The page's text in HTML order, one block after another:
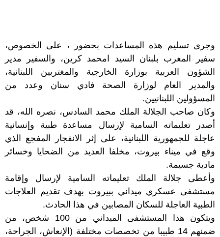
وجرى تسليم هذه المساعدات بحضور ، على الخصوص،
سفير المغرب بلبنان السيد امحمد كرين، والسفير مدير
الشؤون العربية بوزارة الخارجية والمغتربين اللبنانية،
والمدير العام لوزارة الصحة فادي سنان وعدد من
المسؤولين اللبنانيين.
وكان صاحب الجلالة الملك محمد السادس، نصره الله، قد
أصدر تعليماته السامية لإرسال مساعدة طبية وإنسانية
عاجلة للجمهورية اللبنانية، على إثر الانفجار المفجع الذي
وقع في ميناء بيروت، مخلفا العديد من الضحايا وخسائر
مادية جسيمة.
وأعطى جلالة الملك تعليماته السامية لإرسال وإقامة
مستشفى عسكري ميداني ببيروت بهدف تقديم العلاجات
الطبية العاجلة للسكان المصابين في هذا الحادث.
ويتكون هذا المستشفى الميداني من 100 شخص، من
ضمنهم 14 طبيبا من تخصصات مختلفة (الإنعاش، الجراحة،